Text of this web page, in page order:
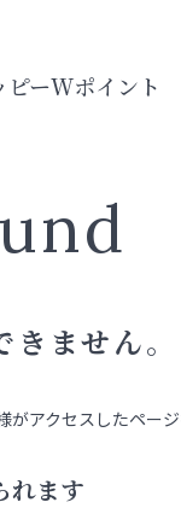
ピーWポイント
ません。
アクセスしたペー
れます